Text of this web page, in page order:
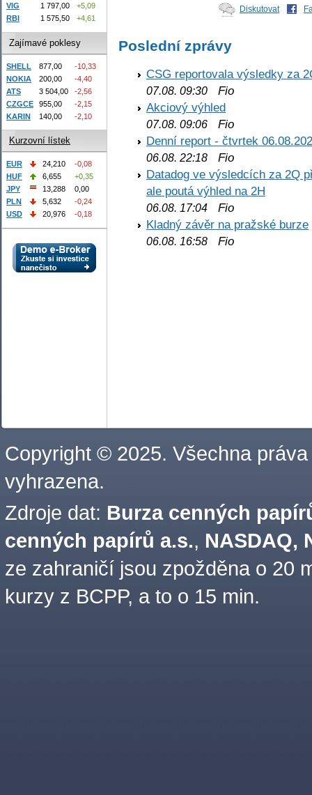
Diskutovat
Poslední zprávy
CSG reportovala výsledky za
07.08. 09:30 Fio
Akciový výhled
07.08. 09:06 Fio
Denní report - čtvrtek
06.08. 22:18 Fio
Datadog ve výsledcích za 2Q
ale poutá výhled na 2H
06.08. 17:04 Fio
Kladný závěr na pražské burze
06.08. 16:58 Fio
VIG
1 797,00
+5,09
RBI
1 575,50 +4,61
Zajímavé poklesy
SHELL 877,00
-10,33
NOKIA
200,00
-4,40
ATS
3 504,00
-2,56
CZGCE
955,00
-2,15
KARIN
140,00 -2,10
Kurzovní lístek
EUR 24,210
-0,08
HUF
6,655
+0,35
JPY
13,288
0,00
PLN
5,632
-0,24
USD
20,976 -0,18
Copyright © 2025. Všechna práva
vyhrazena.
Zdroje dat: Burza cenných
cenných papírů a.s., NASDAQ,
ze zahraničí jsou zpožděna o 20
kurzy z BCPP, a to o 15 min.